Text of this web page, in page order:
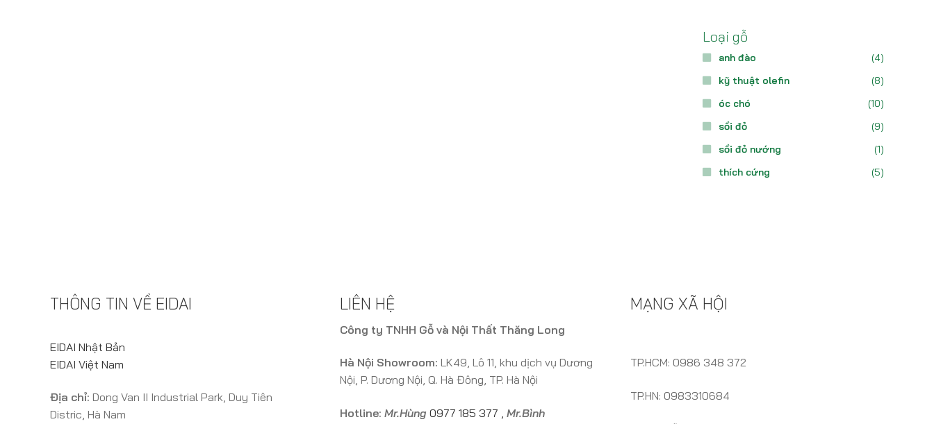
Loại gỗ
anh đào
(4)
kỹ thuật olefin
(8)
óc chó
(10)
sồi đỏ
(9)
sồi đỏ nướng
(1)
thích cứng
(5)
THÔNG TIN VỀ EIDAI
EIDAI Nhật Bản
EIDAI Việt Nam
Địa chỉ: Dong Van II Industrial Park, Duy Tiên
Distric, Hà Nam
LIÊN HỆ
Công ty TNHH Gỗ và Nội Thất Thăng Long
Hà Nội Showroom: LK49, Lô 11, khu dịch vụ Dương
Nội, P. Dương Nội, Q. Hà Đông, TP. Hà Nội
Hotline:Mr.Hùng0977 185 377 ,Mr.Bình
MẠNG XÃ HỘI
TP.HCM: 0986 348 372
TP.HN: 0983310684